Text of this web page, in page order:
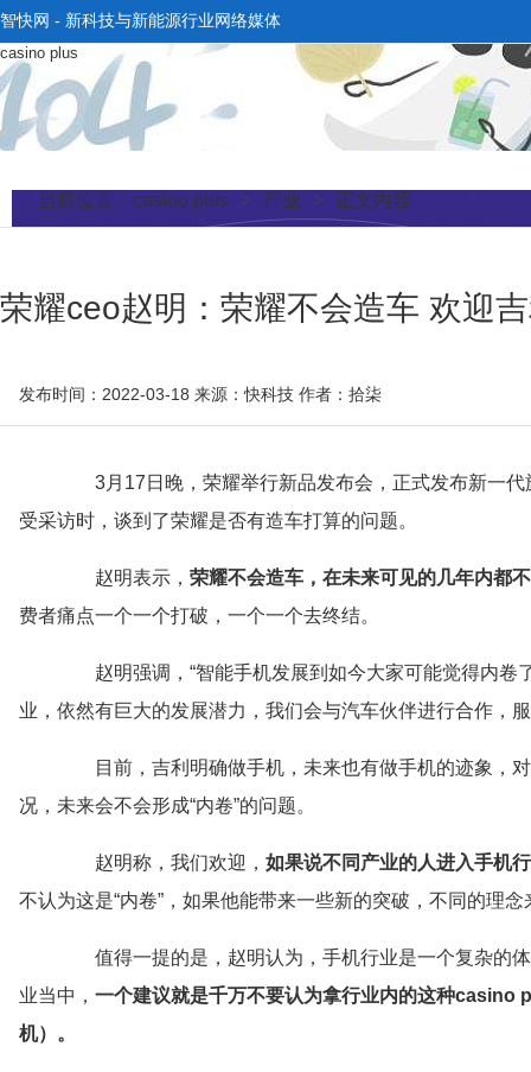
智快网 - 新科技与新能源行业网络媒体
casino plus
当前位置： casino plus > 行业 > 正文内容
荣耀ceo赵明：荣耀不会造车 欢迎
发布时间：2022-03-18 来源：快科技 作者：拾柒
3月17日晚，荣耀举行新品发布会，正式发布新一代
受采访时，谈到了荣耀是否有造车打算的问题。
赵明表示， 荣耀不会造车，在未来可见的几年内都
费者痛点一个一个打破，一个一个去终结。
赵明强调，“智能手机发展到如今大家可能觉得内卷
业，依然有巨大的发展潜力，我们会与汽车伙伴进行合作，
目前，吉利明确做手机，未来也有做手机的迹象，对
况，未来会不会形成“内卷”的问题。
赵明称，我们欢迎， 如果说不同产业的人进入手机
不认为这是“内卷”，如果他能带来一些新的突破，不同的理
值得一提的是，赵明认为，手机行业是一个复杂的体
业当中， 一个建议就是千万不要认为拿行业内的这种casino
机）。